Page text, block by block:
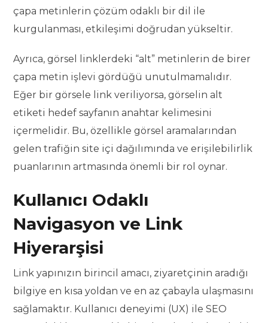
çapa metinlerin çözüm odaklı bir dil ile
kurgulanması, etkileşimi doğrudan yükseltir.
Ayrıca, görsel linklerdeki “alt” metinlerin de birer
çapa metin işlevi gördüğü unutulmamalıdır.
Eğer bir görsele link veriliyorsa, görselin alt
etiketi hedef sayfanın anahtar kelimesini
içermelidir. Bu, özellikle görsel aramalarından
gelen trafiğin site içi dağılımında ve erişilebilirlik
puanlarının artmasında önemli bir rol oynar.
Kullanıcı Odaklı
Navigasyon ve Link
Hiyerarşisi
Link yapınızın birincil amacı, ziyaretçinin aradığı
bilgiye en kısa yoldan ve en az çabayla ulaşmasını
sağlamaktır. Kullanıcı deneyimi (UX) ile SEO